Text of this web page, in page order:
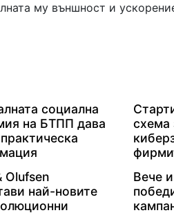
му външност и
социална
на БТПП дава
схема
Olufsen
най-новите
Вече